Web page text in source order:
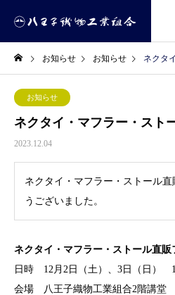
お知らせ お知らせ ネクタ
お知らせ
ネクタイ・マフラー・スト
2023.12.04
ネクタイ・マフラー・ストール
うございました。
ネクタイ・マフラー・ストール直販
日時 12月2日（土）、3日（日）
会場 八王子織物工業組合2階講堂